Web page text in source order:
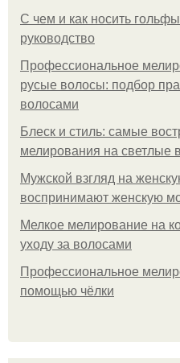
С чем и как носить
руководство
Профессиональное
русые волосы: подбор
волосами
Блеск и стиль: самые
мелирования на светлые
Мужской взгляд на
воспринимают женскую
Мелкое мелирование на
уходу за волосами
Профессиональное
помощью чёлки